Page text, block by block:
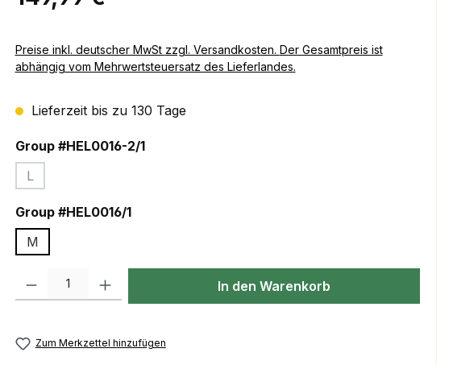
Preise inkl. deutscher MwSt zzgl. Versandkosten. Der Gesamtpreis ist
abhängig vom Mehrwertsteuersatz des Lieferlandes.
Lieferzeit bis zu 130 Tage
Group #HEL0016-2/1auswählen
L
(Diese Option ist zurzeit nicht verfügbar.)
Group #HEL0016/1auswählen
M
Produkt Anzahl: Gib den gewünschten Wert ein oder benutze die Schaltflächen
In den Warenkorb
Zum Merkzettel hinzufügen